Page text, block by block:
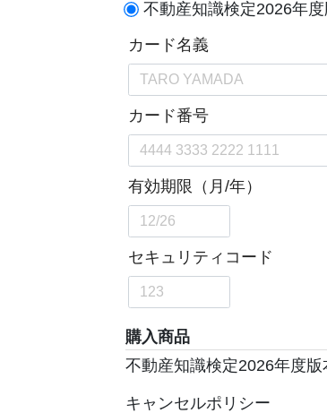
不動産知識検定2026年
購入商品
不動産知識検定2026年度版
キャンセルポリシー